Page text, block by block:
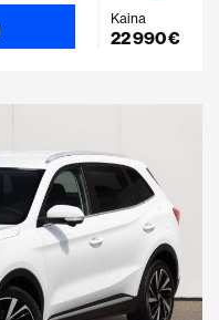
Kaina
22 990 €